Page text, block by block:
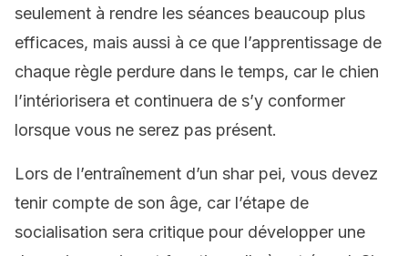
seulement à rendre les séances beaucoup plus
efficaces, mais aussi à ce que l’apprentissage de
chaque règle perdure dans le temps, car le chien
l’intériorisera et continuera de s’y conformer
lorsque vous ne serez pas présent.
Lors de l’entraînement d’un shar pei, vous devez
tenir compte de son âge, car l’étape de
socialisation sera critique pour développer une